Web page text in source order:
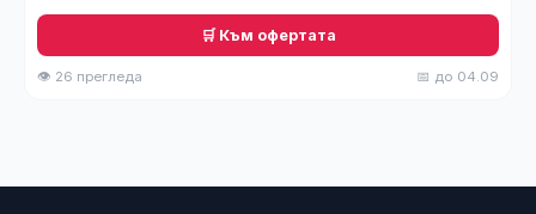
🛒 Към офертата
👁 26 прегледа 📅 до 04.09